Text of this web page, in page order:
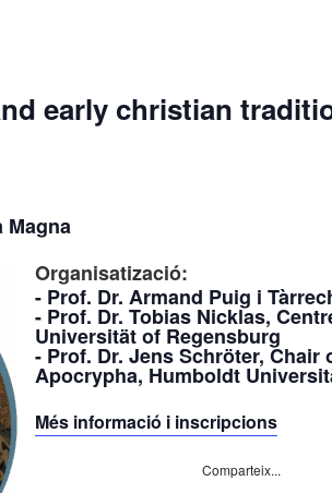
early christian
Magna
Organisatizació:
​- Prof. Dr. Armand Puig i
​- Prof. Dr. Tobias Nicklas,
Universität of Regensburg
​- Prof. Dr. Jens Schröter,
Apocrypha, Humboldt
Més informació i inscripcions
Comparteix...